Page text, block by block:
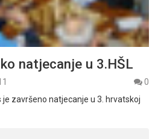
natjecanje u 3.HŠL
0
završeno natjecanje u 3. hrvatskoj